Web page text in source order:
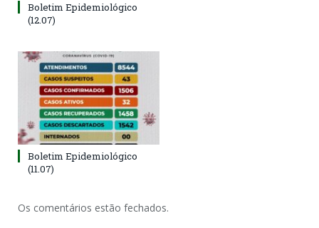
Boletim Epidemiológico
(12.07)
Boletim Epidemiológico
(11.07)
Os comentários estão fechados.